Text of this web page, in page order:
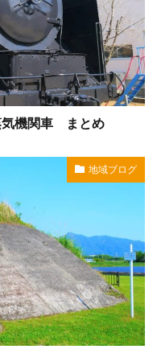
気機関車 まとめ
地域ブログ